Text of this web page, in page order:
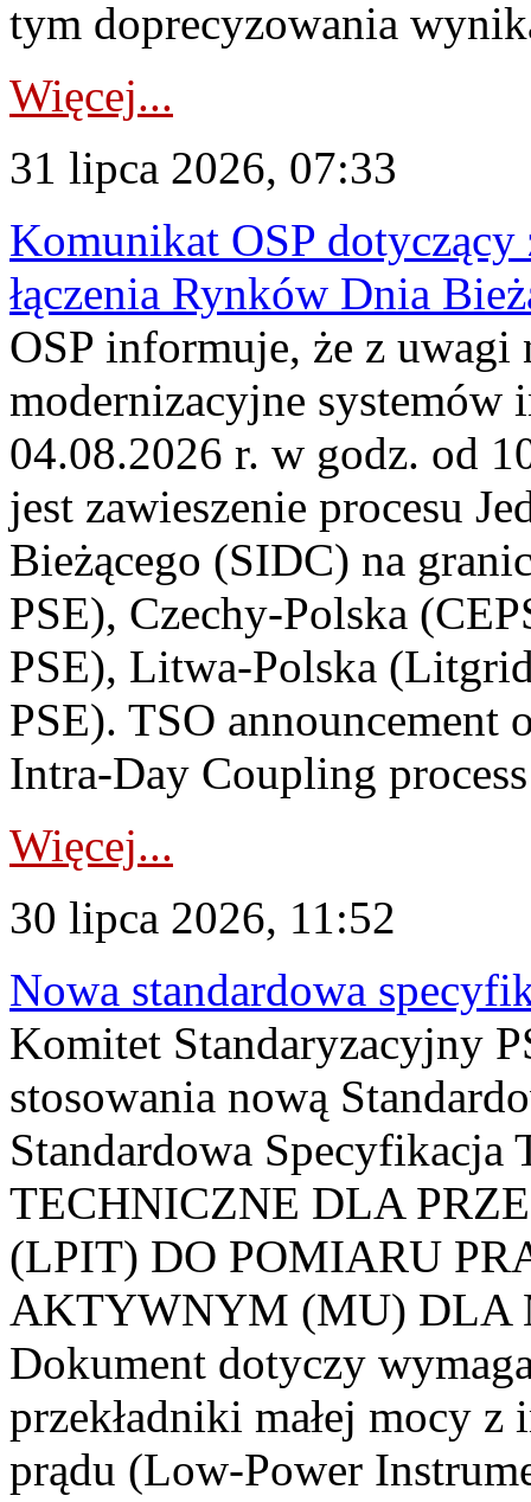
tym doprecyzowania
Więcej...
31 lipca 2026, 07:33
Komunikat OSP dotyczący
łączenia Rynków Dnia
OSP informuje, że z uwagi
modernizacyjne
04.08.2026 r. w godz. od
jest zawieszenie procesu
Bieżącego (SIDC) na
PSE), Czechy-Polska
PSE), Litwa-Polska
PSE). TSO announcement
Intra-Day Coupling
Więcej...
30 lipca 2026, 11:52
Nowa standardowa
Komitet Standaryzacyjny
stosowania nową
Standardowa
TECHNICZNE DLA
(LPIT) DO POMIARU
AKTYWNYM (MU) DLA
Dokument dotyczy
przekładniki małej mocy
prądu (Low-Power